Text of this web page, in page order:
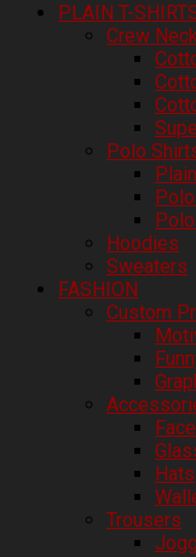
PLAIN T-
Crew
Polo
Hoodies
Sweaters
FASHION
Custom
Hats
Trousers